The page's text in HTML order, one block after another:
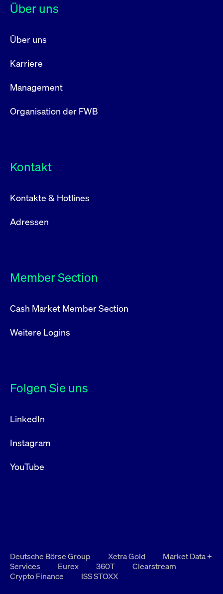
Über uns
Über uns
Karriere
Management
Organisation der FWB
Kontakt
Kontakte & Hotlines
Adressen
Member Section
Cash Market Member Section
Weitere Logins
Folgen Sie uns
LinkedIn
Instagram
YouTube
Deutsche Börse Group Xetra Gold
Market Data +
Services
Eurex 360T
Clearstream
Crypto Finance
ISS STOXX